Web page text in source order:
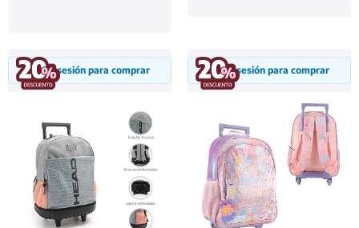
Inicia sesión para comprar Inicia sesión para comprar